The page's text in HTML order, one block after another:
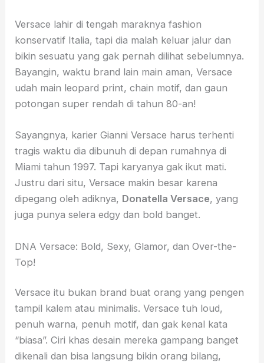
Versace lahir di tengah maraknya fashion
konservatif Italia, tapi dia malah keluar jalur dan
bikin sesuatu yang gak pernah dilihat sebelumnya.
Bayangin, waktu brand lain main aman, Versace
udah main leopard print, chain motif, dan gaun
potongan super rendah di tahun 80-an!
Sayangnya, karier Gianni Versace harus terhenti
tragis waktu dia dibunuh di depan rumahnya di
Miami tahun 1997. Tapi karyanya gak ikut mati.
Justru dari situ, Versace makin besar karena
dipegang oleh adiknya, Donatella Versace, yang
juga punya selera edgy dan bold banget.
DNA Versace: Bold, Sexy, Glamor, dan Over-the-
Top!
Versace itu bukan brand buat orang yang pengen
tampil kalem atau minimalis. Versace tuh loud,
penuh warna, penuh motif, dan gak kenal kata
“biasa”. Ciri khas desain mereka gampang banget
dikenali dan bisa langsung bikin orang bilang,